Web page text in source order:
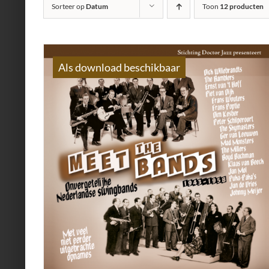
Sorteer opDatum Toon 12 producten
Als download beschikbaar